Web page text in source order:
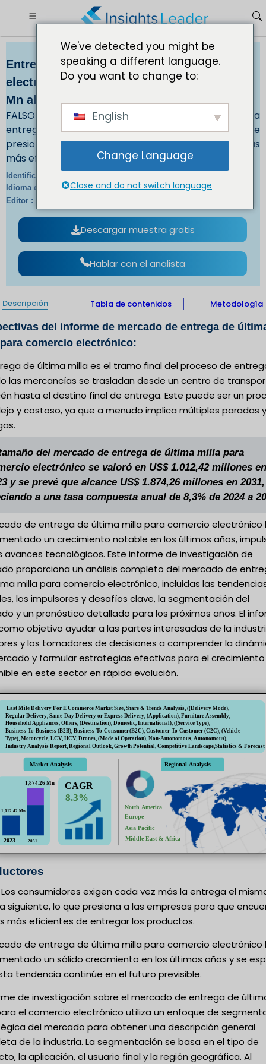
Entrega de última milla para comercio
electrónico Mercado Tamaño USD 1.874,26
Mn al 2030
FALSO Los consumidores exigen cada vez más la
entrega el mismo día o al día siguiente, lo que
presiona a las empresas para que encuentren formas
más eficientes de entregar los productos.
Identificación del informe:
Idioma del informe:En/Jp/Fr/De |
Editor :
Descargar muestra gratis
Hablar con el analista
Descripción Tabla de contenidos Metodología
del informe de mercado de entrega de
comercio electrónico:
de última milla es el tramo final del proceso de
las mercancías se trasladan desde un centro de
hasta el destino final de entrega. Este puede ser un
y costoso, ya que a menudo implica múltiples paradas y
del mercado de entrega de última milla para
electrónico se valoró en US$ 1.012,42 millones en
y se prevé que alcance US$ 1.874,26 millones en 2031,
a una tasa compuesta anual de 8,3% de 2024 a
de entrega de última milla para comercio electrónico
un crecimiento notable en los últimos años,
avances tecnológicos. Este informe de investigación de
proporciona un análisis completo del mercado de
milla para comercio electrónico, incluidas las
los impulsores y desafíos clave, la segmentación del
y un pronóstico detallado para los próximos años. El
objetivo ayudar a las partes interesadas de la
y los tomadores de decisiones a comprender la
y formular estrategias efectivas para el crecimiento
en este sector en rápida evolución.
Los consumidores exigen cada vez más la entrega el
siguiente, lo que presiona a las empresas para que
más eficientes de entregar los productos.
de entrega de última milla para comercio electrónico
un sólido crecimiento en los últimos años y se
tendencia continúe en el futuro previsible.
de investigación sobre el mercado de entrega de
el comercio electrónico utiliza un enfoque de
del mercado para obtener una descripción general
de la industria. La segmentación se basa en el tipo de
la aplicación, el usuario final y la región geográfica. Al
We've detected you might be
speaking a different language.
Do you want to change to:
English
Change Language
Close and do not switch language